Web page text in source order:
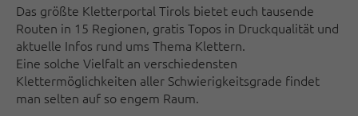
Das größte Kletterportal Tirols bietet euch tausende
Routen in 15 Regionen, gratis Topos in Druckqualität und
aktuelle Infos rund ums Thema Klettern.
Eine solche Vielfalt an verschiedensten
Klettermöglichkeiten aller Schwierigkeitsgrade findet
man selten auf so engem Raum.